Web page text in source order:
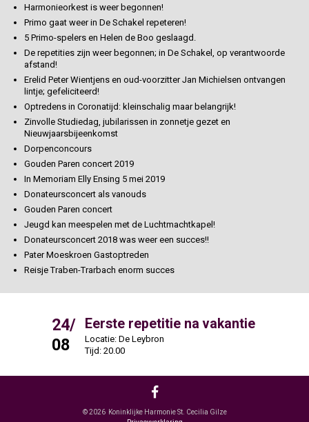
Harmonieorkest is weer begonnen!
Primo gaat weer in De Schakel repeteren!
5 Primo-spelers en Helen de Boo geslaagd.
De repetities zijn weer begonnen; in De Schakel, op verantwoorde
afstand!
Erelid Peter Wientjens en oud-voorzitter Jan Michielsen ontvangen
lintje; gefeliciteerd!
Optredens in Coronatijd: kleinschalig maar belangrijk!
Zinvolle Studiedag, jubilarissen in zonnetje gezet en
Nieuwjaarsbijeenkomst
Dorpenconcours
Gouden Paren concert 2019
In Memoriam Elly Ensing 5 mei 2019
Donateursconcert als vanouds
Gouden Paren concert
Jeugd kan meespelen met de Luchtmachtkapel!
Donateursconcert 2018 was weer een succes!!
Pater Moeskroen Gastoptreden
Reisje Traben-Trarbach enorm succes
24/
08
Eerste repetitie na vakantie
Locatie: De Leybron
Tijd: 20.00
© 2026 Koninklijke Harmonie St. Cecilia Gilze